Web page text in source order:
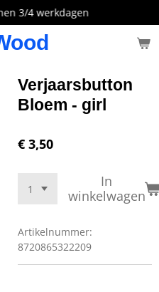
3/4 werkdagen
Verjaarsbutton
Bloem - girl
€ 3,50
In
winkelwagen
Artikelnummer:
8720865322209